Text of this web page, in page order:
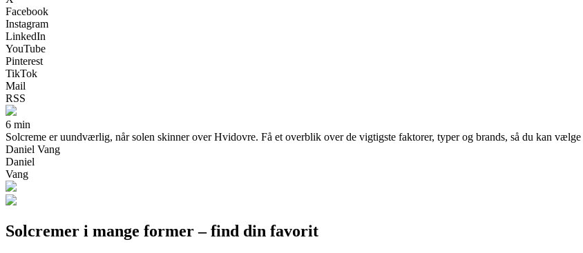
Facebook
Instagram
LinkedIn
YouTube
Pinterest
TikTok
Mail
RSS
6 min
Solcreme er uundværlig, når solen skinner over Hvidovre. Få et overblik over de vigtigste faktorer, typer og brands, så du kan
Daniel Vang
Daniel
Vang
Solcremer i mange former – find din favorit